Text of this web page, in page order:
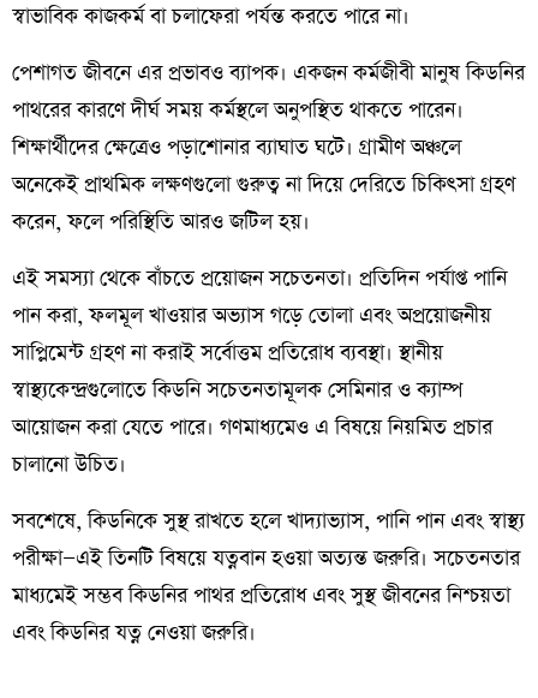
স্বাভাবিক কাজকর্ম বা চলাফেরা পর্যন্ত করতে পারে না।
পেশাগত জীবনে এর প্রভাবও ব্যাপক। একজন কর্মজীবী মানুষ কিডনির
পাথরের কারণে দীর্ঘ সময় কর্মস্থলে অনুপস্থিত থাকতে পারেন।
শিক্ষার্থীদের ক্ষেত্রেও পড়াশোনার ব্যাঘাত ঘটে। গ্রামীণ অঞ্চলে
অনেকেই প্রাথমিক লক্ষণগুলো গুরুত্ব না দিয়ে দেরিতে চিকিৎসা গ্রহণ
করেন, ফলে পরিস্থিতি আরও জটিল হয়।
এই সমস্যা থেকে বাঁচতে প্রয়োজন সচেতনতা। প্রতিদিন পর্যাপ্ত পানি
পান করা, ফলমূল খাওয়ার অভ্যাস গড়ে তোলা এবং অপ্রয়োজনীয়
সাপ্লিমেন্ট গ্রহণ না করাই সর্বোত্তম প্রতিরোধ ব্যবস্থা। স্থানীয়
স্বাস্থ্যকেন্দ্রগুলোতে কিডনি সচেতনতামূলক সেমিনার ও ক্যাম্প
আয়োজন করা যেতে পারে। গণমাধ্যমেও এ বিষয়ে নিয়মিত প্রচার
চালানো উচিত।
সবশেষে, কিডনিকে সুস্থ রাখতে হলে খাদ্যাভ্যাস, পানি পান এবং স্বাস্থ্য
পরীক্ষা—এই তিনটি বিষয়ে যত্নবান হওয়া অত্যন্ত জরুরি। সচেতনতার
মাধ্যমেই সম্ভব কিডনির পাথর প্রতিরোধ এবং সুস্থ জীবনের নিশ্চয়তা
এবং কিডনির যত্ন নেওয়া জরুরি।